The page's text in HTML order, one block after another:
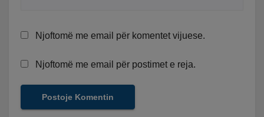
Njoftomë me email për komentet vijuese.
Njoftomë me email për postimet e reja.